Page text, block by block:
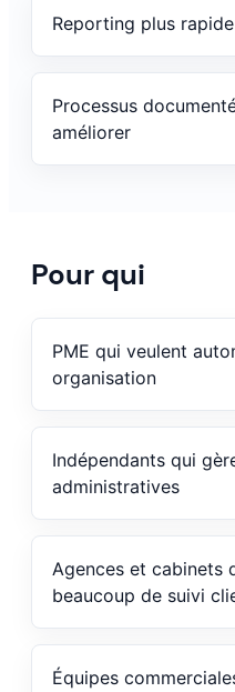
Reporting plus
Processus
améliorer
Pour qui
PME qui veulent
organisation
Indépendants qui
administratives
Agences et cabinets
beaucoup de suivi
Équipes